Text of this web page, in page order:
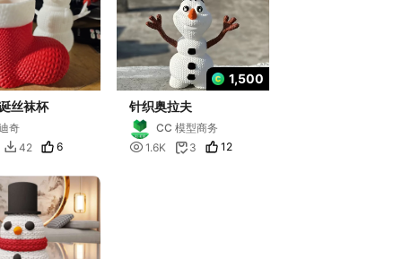
丝袜杯
奇
 42 6
1,500
针织奥拉夫
CC 模型商务
 1.6K  3 12